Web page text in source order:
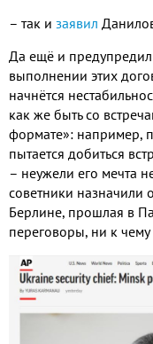
– так и заявил
Да ещё и
выполнении этих
начнётся
как же быть со
формате»: например,
пытается добиться
– неужели его мечта
советники назначили
Берлине, прошлая в
переговоры, ни к